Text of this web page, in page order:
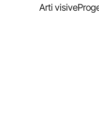
Arti visive